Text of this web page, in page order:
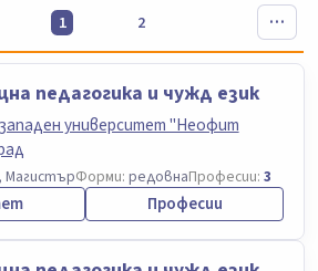
1 2
педагогика и чужд език
университет "Неофит
МагистърФорми: редовнаПрофесии: 3
Професии